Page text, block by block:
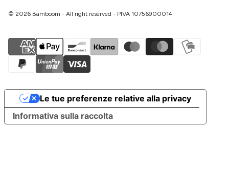
© 2026 Bamboom - All right reserved - PIVA 10756900014
Informativa sulla raccolta
Le tue preferenze relative alla privacy